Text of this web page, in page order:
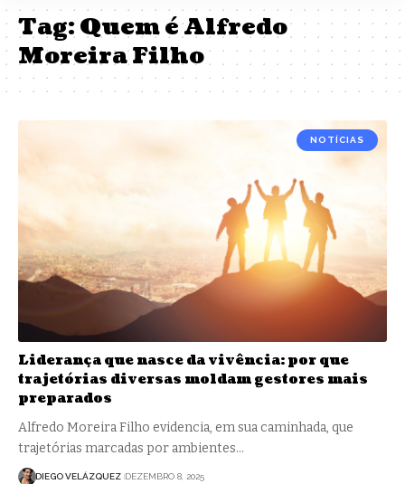
Tag:Quem é Alfredo
Moreira Filho
NOTÍCIAS
Liderança que nasce da vivência: por que
trajetórias diversas moldam gestores mais
preparados
Alfredo Moreira Filho evidencia, em sua caminhada, que
trajetórias marcadas por ambientes…
DIEGO VELÁZQUEZ DEZEMBRO 8, 2025